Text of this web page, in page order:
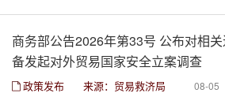
商务部公告2026年第33号 公布对相
备发起对外贸易国家安全立案调查
政策发布 来源：贸易救济局 08-05